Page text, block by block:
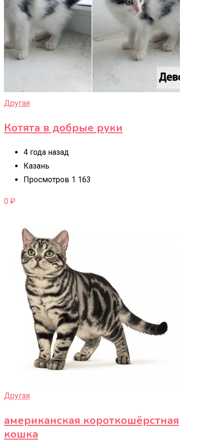
Другая
Котята в добрые руки
4 года назад
Казань
Просмотров 1 163
0 ₽
Другая
американская короткошёрстная
кошка